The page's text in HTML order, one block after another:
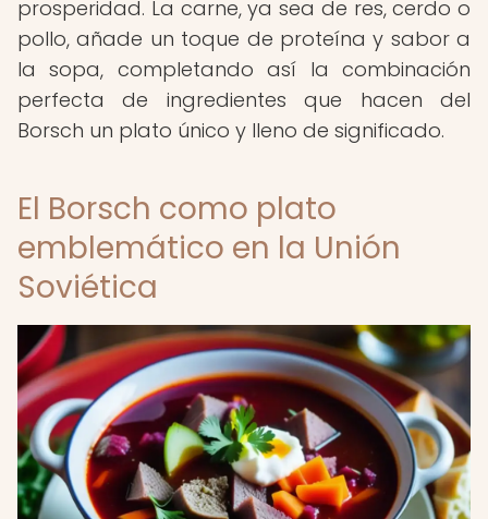
prosperidad. La carne, ya sea de res, cerdo o
pollo, añade un toque de proteína y sabor a
la sopa, completando así la combinación
perfecta de ingredientes que hacen del
Borsch un plato único y lleno de significado.
El Borsch como plato
emblemático en la Unión
Soviética